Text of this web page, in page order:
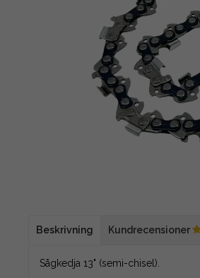
Beskrivning Kundrecensioner
Sågkedja 13" (semi-chisel).